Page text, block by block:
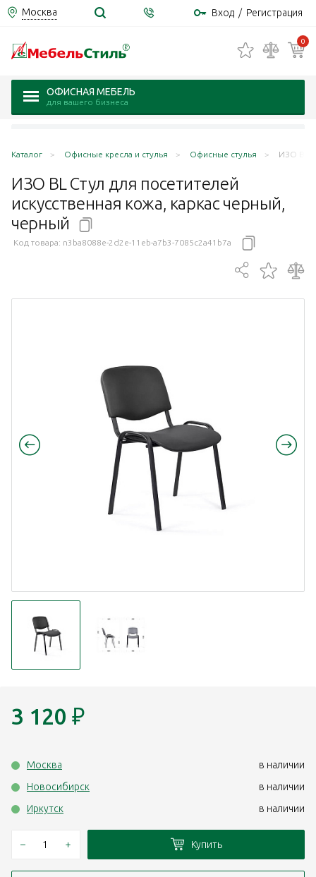
Москва Вход / Регистрация
0
ОФИСНАЯ МЕБЕЛЬ
для вашего бизнеса
Каталог Офисные кресла и стулья Офисные стулья ИЗО BL
ИЗО BL Стул для посетителей
искусственная кожа, каркас черный,
черный
Код товара: n3ba8088e-2d2e-11eb-a7b3-7085c2a41b7a
3 120 ₽
Москва
в наличии
Новосибирск
в наличии
Иркутск
в наличии
– + Купить